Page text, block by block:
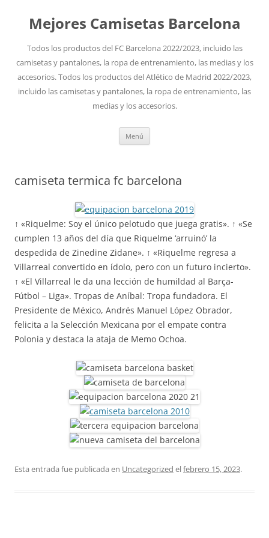
Mejores Camisetas Barcelona
Todos los productos del FC Barcelona 2022/2023, incluido las
camisetas y pantalones, la ropa de entrenamiento, las medias y los
accesorios. Todos los productos del Atlético de Madrid 2022/2023,
incluido las camisetas y pantalones, la ropa de entrenamiento, las
medias y los accesorios.
Menú
camiseta termica fc barcelona
↑ «Riquelme: Soy el único pelotudo que juega gratis». ↑ «Se
cumplen 13 años del día que Riquelme ‘arruinó’ la
despedida de Zinedine Zidane». ↑ «Riquelme regresa a
Villarreal convertido en ídolo, pero con un futuro incierto».
↑ «El Villarreal le da una lección de humildad al Barça-
Fútbol – Liga». Tropas de Aníbal: Tropa fundadora. El
Presidente de México, Andrés Manuel López Obrador,
felicita a la Selección Mexicana por el empate contra
Polonia y destaca la ataja de Memo Ochoa.
Esta entrada fue publicada en Uncategorized elfebrero 15, 2023.